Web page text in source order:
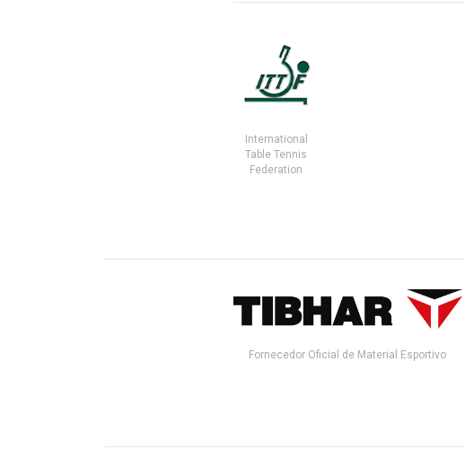
International
Table Tennis
Federation
Fornecedor Oficial de Material Esportivo